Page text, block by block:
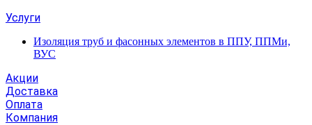
Услуги
Изоляция труб и фасонных элементов в ППУ, ППМи,
ВУС
Акции
Доставка
Оплата
Компания